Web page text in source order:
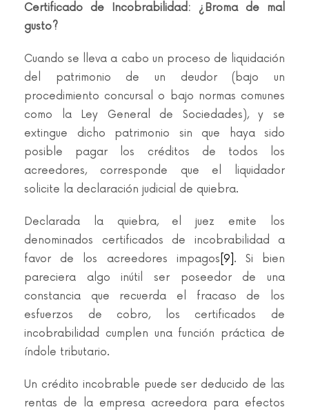
Certificado de Incobrabilidad: ¿Broma de mal
gusto?
Cuando se lleva a cabo un proceso de liquidación
del patrimonio de un deudor (bajo un
procedimiento concursal o bajo normas comunes
como la Ley General de Sociedades), y se
extingue dicho patrimonio sin que haya sido
posible pagar los créditos de todos los
acreedores, corresponde que el liquidador
solicite la declaración judicial de quiebra.
Declarada la quiebra, el juez emite los
denominados certificados de incobrabilidad a
favor de los acreedores impagos [9] . Si bien
pareciera algo inútil ser poseedor de una
constancia que recuerda el fracaso de los
esfuerzos de cobro, los certificados de
incobrabilidad cumplen una función práctica de
índole tributario.
Un crédito incobrable puede ser deducido de las
rentas de la empresa acreedora para efectos